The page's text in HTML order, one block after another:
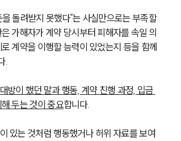
그룹소개
돌려받지 못했다"는 사실만으로는 부족할
가해자가 계약 당시부터 피해자를 속일 의
계약을 이행할 능력이 있었는지 등을 함께
.
방이 했던 말과 행동, 계약 진행 과정, 입금
두는 것이 중요합니다.
있는 것처럼 행동했거나 허위 자료를 보여